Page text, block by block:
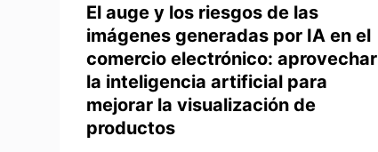
El auge y los riesgos de las
imágenes generadas por IA en el
comercio electrónico: aprovechar
la inteligencia artificial para
mejorar la visualización de
productos